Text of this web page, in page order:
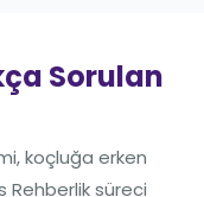
Sorulan
koçluğa erken
Rehberlik süreci